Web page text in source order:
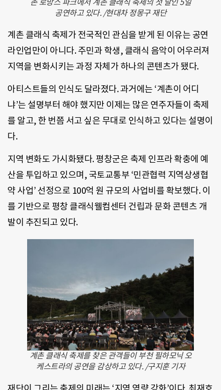
공연하고 있다. /현대차 정몽구 재단
계촌 클래식 축제가 전국적인 관심을 받게 된 이유는 공연
라인업만이 아니다. 주민과 학생, 클래식 음악이 어우러져
지역을 변화시키는 과정 자체가 하나의 콘텐츠가 됐다.
아티스트들의 인식도 달라졌다. 과거에는 ‘계촌이 어디
냐’는 설명부터 해야 했지만 이제는 많은 연주자들이 축제
를 알고, 한 번쯤 서고 싶은 무대로 인식하고 있다는 설명이
다.
지역 변화도 가시화됐다. 평창군은 축제 인프라 확충에 예
산을 투입하고 있으며, 국토교통부 ‘민관협력 지역상생협
약 사업’ 선정으로 100억 원 규모의 사업비를 확보했다. 이
를 기반으로 평창 클래식웰컴센터 건립과 문화 콘텐츠 개
발이 추진되고 있다.
계촌 클래식 축제를 찾은 관객들이 부천 필하모닉 오
케스트라의 공연을 감상하고 있다. /구지훈 기자